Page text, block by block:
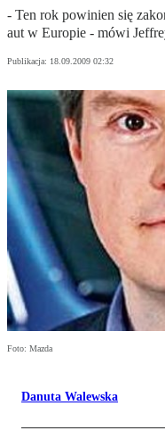
- Ten rok powinien się
aut w Europie - mówi
Publikacja: 18.09.2009 02:32
Foto: Mazda
Danuta Walewska